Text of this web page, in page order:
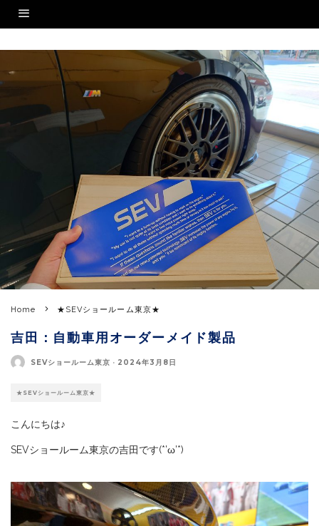
Home ★SEVショールーム東京★
吉田：自動車用オーダーメイド製品
SEVショールーム東京 · 2024年3月8日
★SEVショールーム東京★
こんにちは♪
SEVショールーム東京の吉田です(*’ω’*)